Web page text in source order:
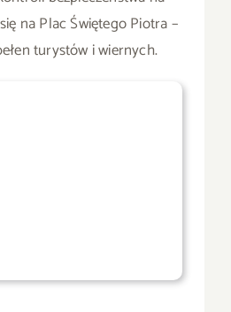
na Plac Świętego Piotra –
turystów i wiernych.